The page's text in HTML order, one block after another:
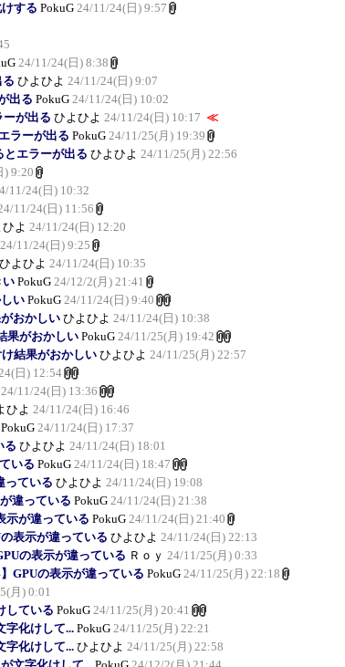
する PokuG 24/11/24(日) 9:57
24/11/24(日) 8:38
ひよひよ 24/11/24(日) 9:07
出る PokuG 24/11/24(日) 10:02
が出る ひよひよ 24/11/24(日) 10:17 ≪
ラーが出る PokuG 24/11/25(月) 19:39
エラーが出る ひよひよ 24/11/25(月) 22:56
) 9:20
11/24(日) 10:32
11/24(日) 11:56
よ 24/11/24(日) 12:20
24/11/24(日) 9:25
ひよひよ 24/11/24(日) 10:35
いPokuG 24/12/2(月) 21:41
い PokuG 24/11/24(日) 9:40
おかしいひよひよ 24/11/24(日) 10:38
果がおかしい PokuG 24/11/25(月) 19:42
結果がおかしい ひよひよ 24/11/25(月) 22:57
日) 12:54
24/11/24(日) 13:36
ひよ 24/11/24(日) 16:46
PokuG 24/11/24(日) 17:37
る ひよひよ 24/11/24(日) 18:01
いる PokuG 24/11/24(日) 18:47
っている ひよひよ 24/11/24(日) 19:08
違っている PokuG 24/11/24(日) 21:38
示が違っている PokuG 24/11/24(日) 21:40
表示が違っている ひよひよ 24/11/24(日) 22:13
の表示が違っている Ｒｏｙ 24/11/25(月) 0:33
GPUの表示が違っている PokuG 24/11/25(月) 22:18
月) 0:01
している PokuG 24/11/25(月) 20:41
字化けして...PokuG 24/11/25(月) 22:21
字化けして...ひよひよ 24/11/25(月) 22:58